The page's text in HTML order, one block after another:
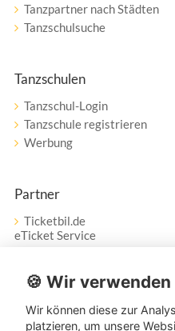
Tanzpartner nach Städten
Tanzschulsuche
Tanzschulen
Tanzschul-Login
Tanzschule registrieren
Werbung
Partner
Ticketbil.de
eTicket Service
Vertrag widerrufen
Service
🍪 Wir
Wir können diese zur
platzieren, um unsere